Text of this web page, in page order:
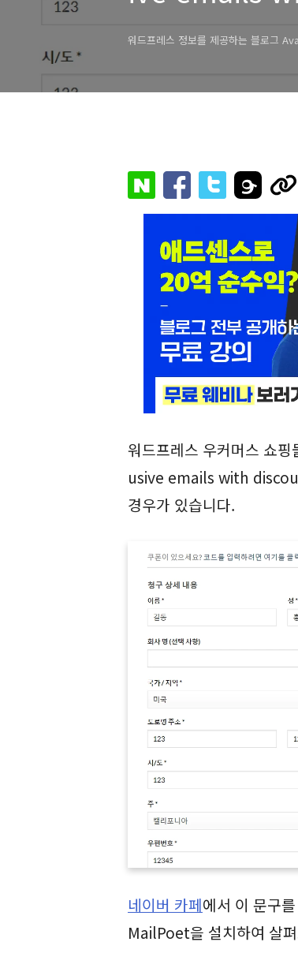
mation" 문구
워드프레스 정보를 제공하는 블로그
워드프레스 우커머스 쇼
usive emails with
경우가 있습니다.
네이버 카페에서 이 문구
MailPoet을 설치하여 살